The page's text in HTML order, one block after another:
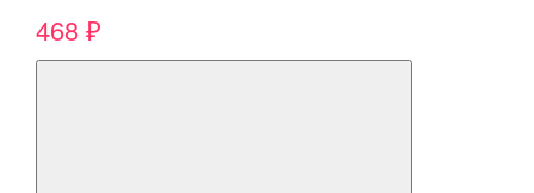
468 ₽